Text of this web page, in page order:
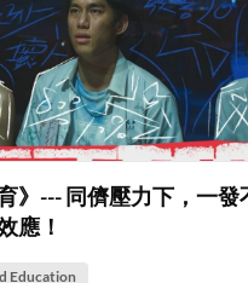
》--- 同儕壓力下，一發
應！
Education